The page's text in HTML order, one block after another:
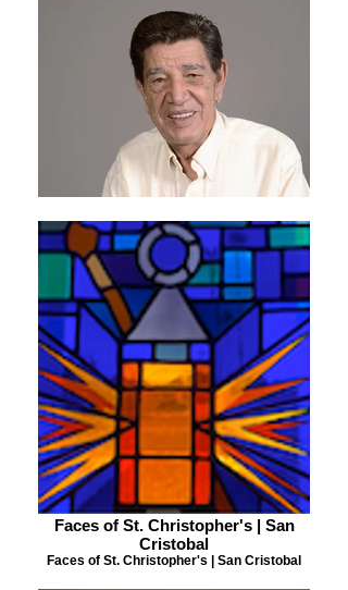
Faces of St. Christopher's | San
Cristobal
Faces of St. Christopher's | San Cristobal